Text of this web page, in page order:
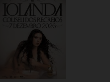
MAIS INFO
COMPRAR